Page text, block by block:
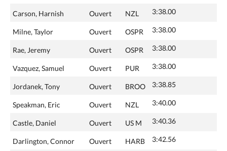
Carson, Harnish Ouvert NZL 3:38.00
Milne, Taylor Ouvert OSPR 3:38.00
Rae, Jeremy Ouvert OSPR 3:38.00
Vazquez, Samuel Ouvert PUR 3:38.00
Jordanek, Tony Ouvert BROO 3:38.85
Speakman, Eric Ouvert NZL 3:40.00
Castle, Daniel Ouvert US M 3:40.36
Darlington, Connor Ouvert HARB 3:42.56